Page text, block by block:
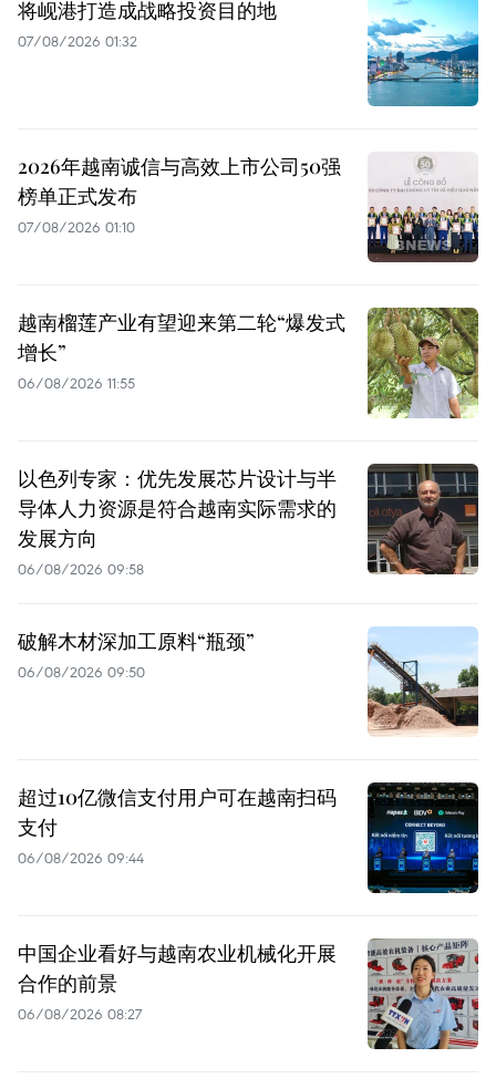
将岘港打造成战略投资目的地
07/08/2026 01:32
2026年越南诚信与高效上市公司50强
榜单正式发布
07/08/2026 01:10
越南榴莲产业有望迎来第二轮“爆发式
增长”
06/08/2026 11:55
以色列专家：优先发展芯片设计与半
导体人力资源是符合越南实际需求的
发展方向
06/08/2026 09:58
破解木材深加工原料“瓶颈”
06/08/2026 09:50
超过10亿微信支付用户可在越南扫码
支付
06/08/2026 09:44
中国企业看好与越南农业机械化开展
合作的前景
06/08/2026 08:27